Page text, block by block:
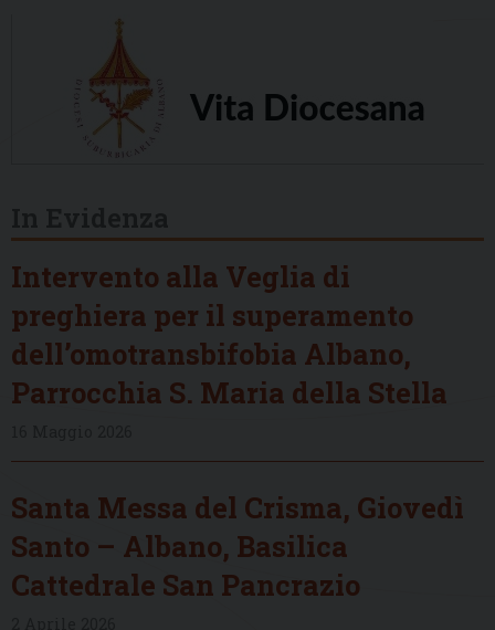
Intervento alla Veglia di
preghiera per il superamento
dell’omotransbifobia Albano,
Parrocchia S. Maria della Stella
Santa Messa del Crisma, Giovedì
Santo – Albano, Basilica
Cattedrale San Pancrazio